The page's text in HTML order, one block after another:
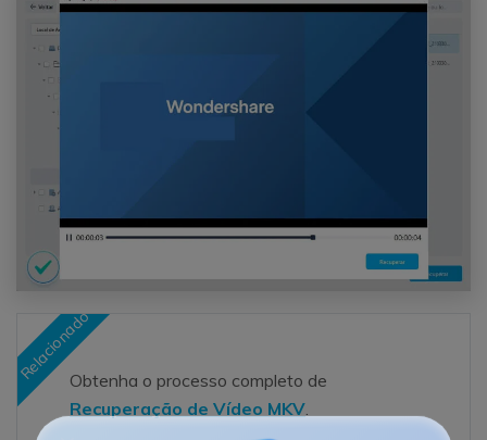
RelacionadoObtenha o processo completo de
Recuperação de Vídeo MKV